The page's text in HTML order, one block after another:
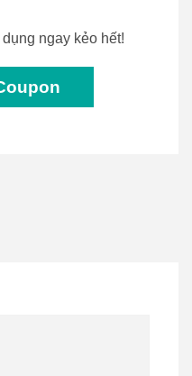
ngay kẻo hết!